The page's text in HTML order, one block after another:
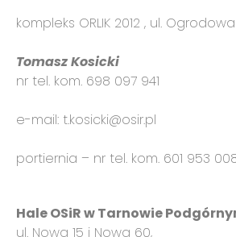
kompleks ORLIK 2012 , ul.
Tomasz Kosicki
nr tel. kom. 698 097 941
e-mail: t.kosicki@osir.pl
portiernia – nr tel. kom. 601 953
Hale OSiR w Tarnowie
ul. Nowa 15 i Nowa 60,